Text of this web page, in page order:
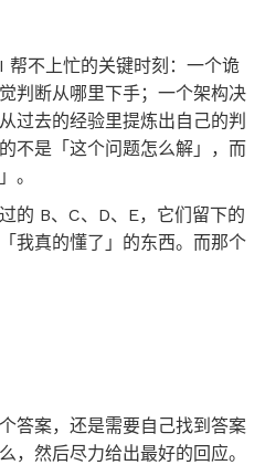
帮不上忙的关键时刻：一个诡
判断从哪里下手；一个架构决
过去的经验里提炼出自己的判
不是「这个问题怎么解」，而
。
的 B、C、D、E，它们留下的
我真的懂了」的东西。而那个
答案，还是需要自己找到答案
，然后尽力给出最好的回应。